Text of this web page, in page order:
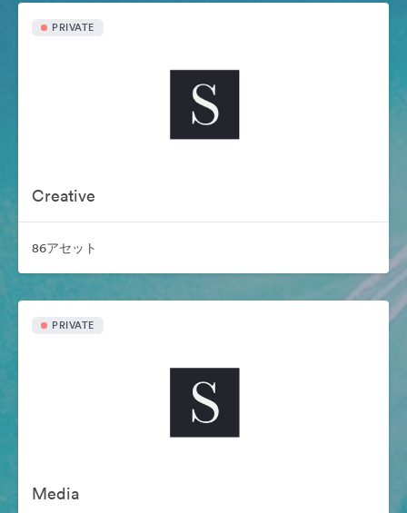
PRIVATE
Creative
86アセット
PRIVATE
Media